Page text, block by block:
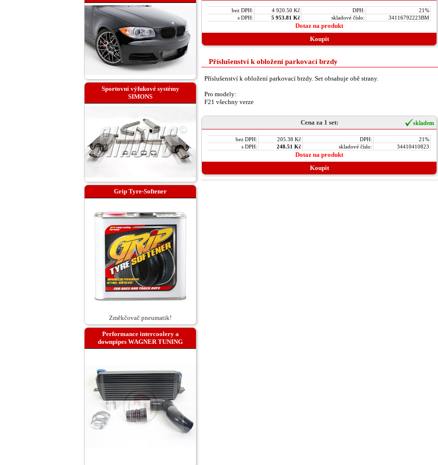
bez DPH: 4 920.50 Kč DPH:
21%
s DPH:
5 953.81 Kč skladové číslo: 34116792223BM
Dotaz na produkt
Koupit
Příslušenství k obložení parkovací brzdy
Příslušenství k obložení parkovací brzdy. Set obsahuje obě strany.
Pro modely:
F21 všechny verze
skladem
Cena za 1 set:
bez DPH: 205.38 Kč DPH:
21%
s DPH:
248.51 Kč skladové číslo: 34410410823
Dotaz na produkt
Koupit
Sportovní výfukové systémy
SIMONS
Grip Tyre-Softener
Změkčovač pneumatik!
Performance intercoolery a
downpipes WAGNER TUNING